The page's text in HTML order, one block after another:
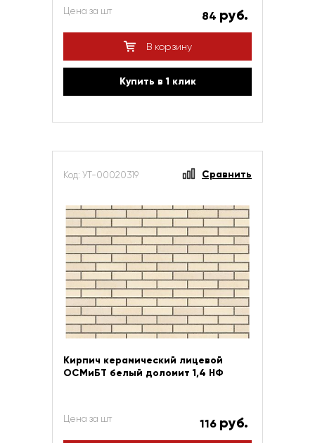
Цена за шт 84 руб.
В корзину
Купить в 1 клик
Код: УТ-00020319 Сравнить
Кирпич керамический лицевой
ОСМиБТ белый доломит 1,4 НФ
Цена за шт 116 руб.